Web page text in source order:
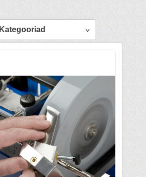
Kategooriad